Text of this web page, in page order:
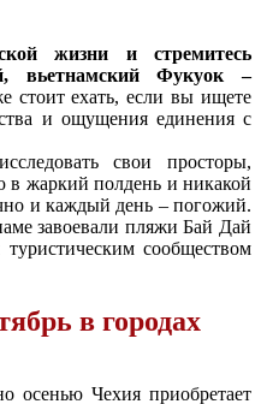
жизни и стремитесь
вьетнамский Фукуок –
стоит ехать, если вы ищете
и ощущения единения с
свои просторы,
в жаркий полдень и никакой
и каждый день – погожий.
завоевали пляжи Бай Дай
сообществом
в городах
осенью Чехия приобретает